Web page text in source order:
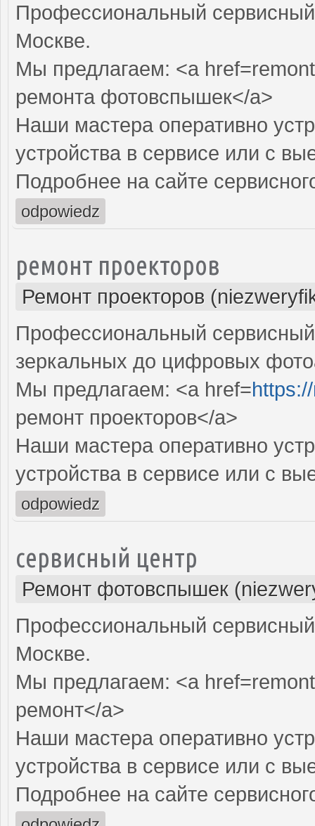
Профессиональный
Москве.
Мы предлагаем: <a
ремонта фотовспышек</a>
Наши мастера оперативно
устройства в сервисе или с
Подробнее на сайте
odpowiedz
ремонт проекторов
Ремонт проекторов
Профессиональный
зеркальных до цифровых
Мы предлагаем: <a href=
ремонт проекторов</a>
Наши мастера оперативно
устройства в сервисе или с
odpowiedz
сервисный центр
Ремонт фотовспышек
Профессиональный
Москве.
Мы предлагаем: <a
ремонт</a>
Наши мастера оперативно
устройства в сервисе или с
Подробнее на сайте